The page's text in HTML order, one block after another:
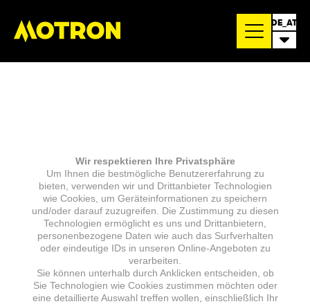
DE_AT
Wir respektieren Ihre Privatsphäre
Um Ihnen die bestmögliche Benutzererfahrung zu
bieten, verwenden wir und Drittanbieter Technologien
wie Cookies, um Geräteinformationen zu speichern
und/oder darauf zuzugreifen. Die Zustimmung zu diesen
Technologien ermöglicht es uns und Drittanbietern,
personenbezogene Daten wie auch das Surfverhalten
oder eindeutige IDs in unseren Online-Angeboten zu
verarbeiten.
Sie können unterhalb durch Anklicken entscheiden, ob
Sie Technologien wie Cookies zustimmen möchten oder
eine detaillierte Auswahl treffen wollen, einschließlich Ihr